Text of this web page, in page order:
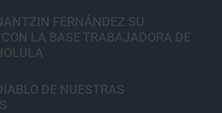
FERNÁNDEZ SU
LA BASE TRABAJADORA DE
DE NUESTRAS